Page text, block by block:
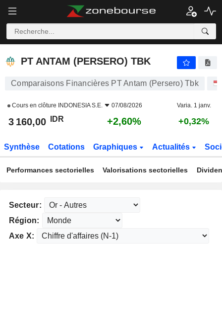
PT ANTAM (PERSERO) TBK
Comparaisons Financières PT Antam (Persero) Tbk
Cours en clôture INDONESIA S.E. 07/08/2026 Varia. 1 janv.
3 160,00 IDR +2,60% +0,32%
Synthèse Cotations Graphiques Actualités
Performances sectorielles Valorisations sectorielles
Secteur:
Région:
Axe X: